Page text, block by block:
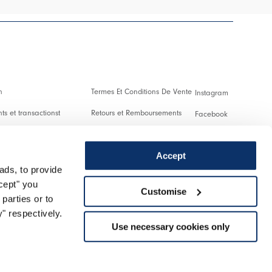
to provide
you
or to
respectively.
Accept
Customise
Use necessary cookies only
et transactionst
un retour
Termes Et Conditions De Vente
Retours et Remboursements
Cookies
Instagram
Facebook
Twitter
Spotify